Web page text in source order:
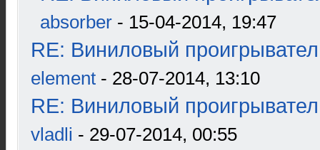
absorber - 15-04-2014, 19:47
RE: Виниловый
element - 28-07-2014, 13:10
RE: Виниловый
vladli - 29-07-2014, 00:55